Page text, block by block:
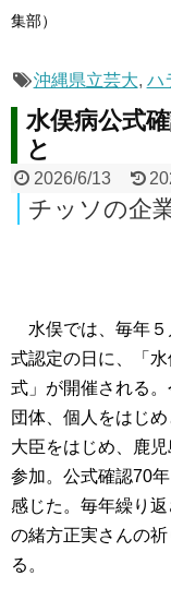
集部）
沖縄県立芸大, ハ
水俣病公式
と
2026/6/13
チッソの企
水俣では、毎年５
式認定の日に、「
式」が開催される
団体、個人をはじ
大臣をはじめ、鹿
参加。公式確認70
感じた。毎年繰り
の緒方正実さんの
る。